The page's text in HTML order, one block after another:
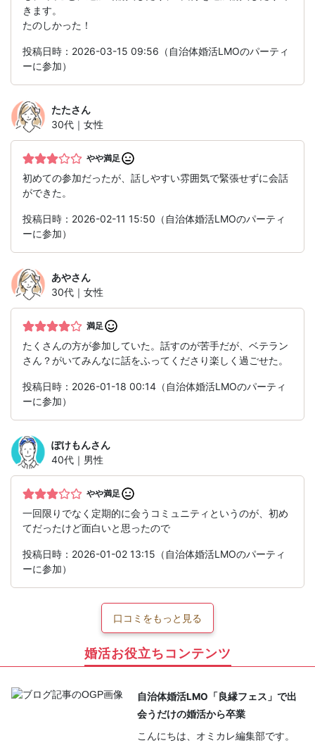
きます。
たのしかった！
投稿日時：2026-03-15 09:56（自治体婚活LMOのパーティ
ーに参加）
たたさん
30代｜女性
やや満足
初めての参加だったが、話しやすい雰囲気で緊張せずに会話
ができた。
投稿日時：2026-02-11 15:50（自治体婚活LMOのパーティ
ーに参加）
あやさん
30代｜女性
満足
たくさんの方が参加していた。話すのが苦手だが、ベテラン
さん？がいてみんなに話をふってくださり楽しく過ごせた。
投稿日時：2026-01-18 00:14（自治体婚活LMOのパーティ
ーに参加）
ぽけもんさん
40代｜男性
やや満足
一回限りでなく定期的に会うコミュニティというのが、初め
てだったけど面白いと思ったので
投稿日時：2026-01-02 13:15（自治体婚活LMOのパーティ
ーに参加）
口コミをもっと見る
婚活お役立ちコンテンツ
自治体婚活LMO「良縁フェス」で出
会うだけの婚活から卒業
こんにちは、オミカレ編集部です。